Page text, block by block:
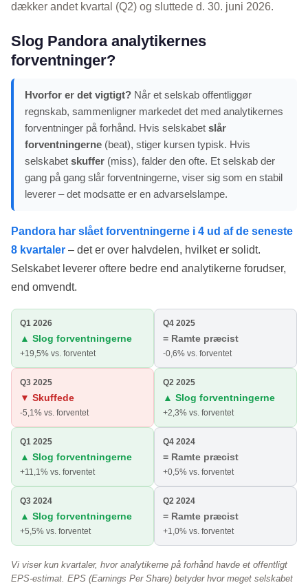
dækker andet kvartal (Q2) og sluttede d. 30. juni 2026.
Slog Pandora analytikernes
forventninger?
Hvorfor er det vigtigt? Når et selskab offentliggør
regnskab, sammenligner markedet det med analytikernes
forventninger på forhånd. Hvis selskabet slår
forventningerne (beat), stiger kursen typisk. Hvis
selskabet skuffer (miss), falder den ofte. Et selskab der
gang på gang slår forventningerne, viser sig som en stabil
leverer – det modsatte er en advarselslampe.
Pandora har slået forventningerne i 4 ud af de seneste
8 kvartaler – det er over halvdelen, hvilket er solidt.
Selskabet leverer oftere bedre end analytikerne forudser,
end omvendt.
Q1 2026
▲ Slog forventningerne
+19,5% vs. forventet
Q4 2025
= Ramte præcist
-0,6% vs. forventet
Q3 2025
▼ Skuffede
-5,1% vs. forventet
Q2 2025
▲ Slog forventningerne
+2,3% vs. forventet
Q1 2025
▲ Slog forventningerne
+11,1% vs. forventet
Q4 2024
= Ramte præcist
+0,5% vs. forventet
Q3 2024
▲ Slog forventningerne
+5,5% vs. forventet
Q2 2024
= Ramte præcist
+1,0% vs. forventet
Vi viser kun kvartaler, hvor analytikerne på forhånd havde et offentligt
EPS-estimat. EPS (Earnings Per Share) betyder hvor meget selskabet